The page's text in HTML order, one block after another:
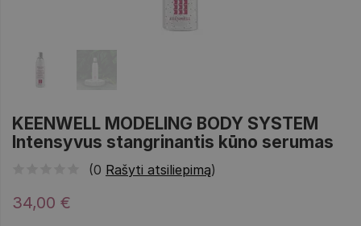
KEENWELL MODELING BODY SYSTEM
Intensyvus stangrinantis kūno serumas
(0 Rašyti atsiliepimą)
34,00 €